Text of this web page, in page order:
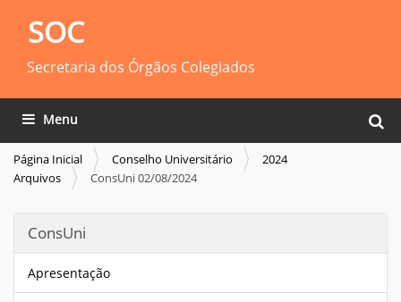
SOC
Secretaria dos Órgãos Colegiados
Busca
Toggle navigation
Página Inicial Conselho Universitário
2024
Arquivos
ConsUni 02/08/2024
ConsUni
Apresentação